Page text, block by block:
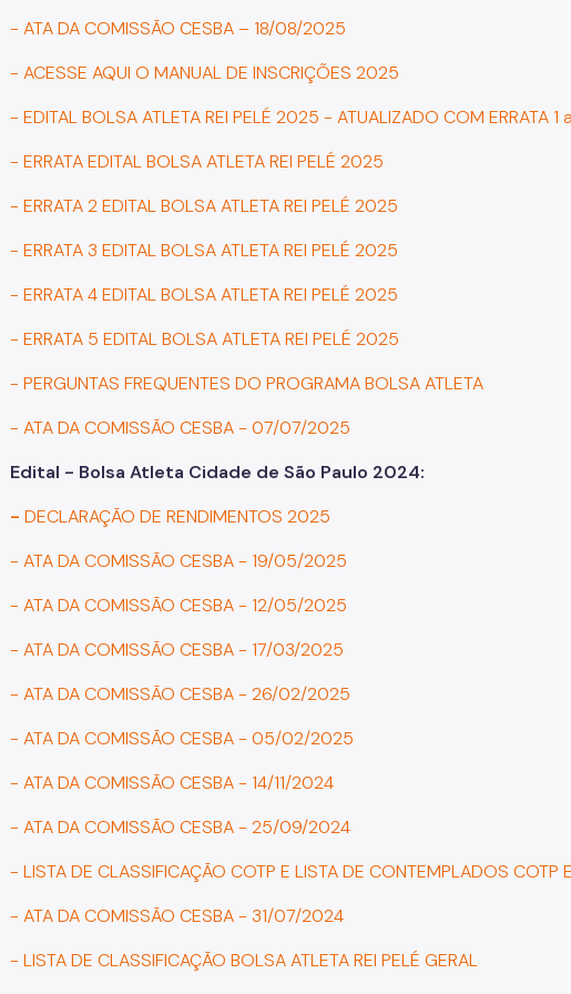
- ATA DA COMISSÃO CESBA – 18/08/2025
- ACESSE AQUI O MANUAL DE INSCRIÇÕES 2025
- EDITAL BOLSA ATLETA REI PELÉ 2025 - ATUALIZADO COM ERRATA 1
- ERRATA EDITAL BOLSA ATLETA REI PELÉ 2025
- ERRATA 2 EDITAL BOLSA ATLETA REI PELÉ 2025
- ERRATA 3 EDITAL BOLSA ATLETA REI PELÉ 2025
- ERRATA 4 EDITAL BOLSA ATLETA REI PELÉ 2025
- ERRATA 5 EDITAL BOLSA ATLETA REI PELÉ 2025
- PERGUNTAS FREQUENTES DO PROGRAMA BOLSA ATLETA
- ATA DA COMISSÃO CESBA - 07/07/2025
Edital - Bolsa Atleta Cidade de São Paulo 2024:
- DECLARAÇÃO DE RENDIMENTOS 2025
- ATA DA COMISSÃO CESBA - 19/05/2025
- ATA DA COMISSÃO CESBA - 12/05/2025
- ATA DA COMISSÃO CESBA - 17/03/2025
- ATA DA COMISSÃO CESBA - 26/02/2025
- ATA DA COMISSÃO CESBA - 05/02/2025
- ATA DA COMISSÃO CESBA - 14/11/2024
- ATA DA COMISSÃO CESBA - 25/09/2024
- LISTA DE CLASSIFICAÇÃO COTP E LISTA DE CONTEMPLADOS COTP
- ATA DA COMISSÃO CESBA - 31/07/2024
- LISTA DE CLASSIFICAÇÃO BOLSA ATLETA REI PELÉ GERAL